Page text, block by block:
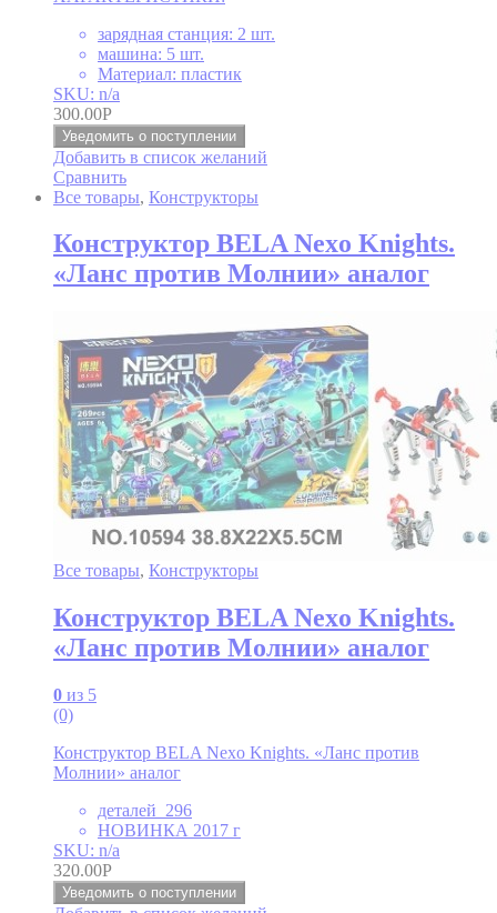
зарядная станция: 2 шт.
машина: 5 шт.
Материал: пластик
SKU: n/a
300.00Р
Уведомить о поступлении
Добавить в список желаний
Сравнить
Все товары, Конструкторы
Конструктор BELA Nexo Knights.
«Ланс против Молнии» аналог
Все товары, Конструкторы
Конструктор BELA Nexo Knights.
«Ланс против Молнии» аналог
0 из 5
(0)
Конструктор BELA Nexo Knights. «Ланс против
Молнии» аналог
деталей 296
НОВИНКА 2017 г
SKU: n/a
320.00Р
Уведомить о поступлении